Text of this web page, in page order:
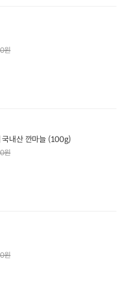
원
[농할20%쿠폰] 국내산 깐마늘 (100g)
원
원